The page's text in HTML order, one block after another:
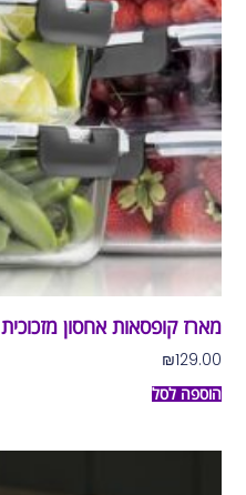
מארז קופסאות אחסון מזכוכית 24 חלקים
₪129.00
הוספה לסל